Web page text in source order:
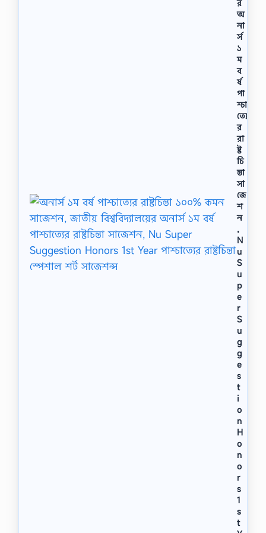
র
অ
না
র্স
১
ম
ব
র্ষ
পা
শ্চা
ত্যে
র
রা
ষ্ট
চি
ন্তা
সা
জে
শ
ন
,
N
u
S
u
p
e
r
S
u
g
g
e
s
t
i
o
n
H
o
n
o
r
s
1
s
t